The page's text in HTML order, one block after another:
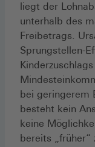
liegt der
unterhalb des
Freibetrags.
Sprungstellen-
bei geringerem
besteht kein
keine
bereits „früher“